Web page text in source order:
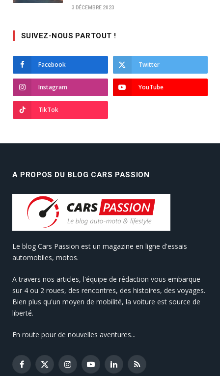
3 DÉCEMBRE 2023
SUIVEZ-NOUS PARTOUT !
Facebook Twitter
Instagram YouTube
TikTok
A PROPOS DU BLOG CARS PASSION
Le blog Cars Passion est un magazine en ligne d'essais
automobiles, motos.
A travers nos articles, l'équipe de rédaction vous embarque
sur 4 ou 2 roues, des rencontres, des histoires, des voyages.
Bien plus qu'un moyen de mobilité, la voiture est source de
liberté.
En route pour de nouvelles aventures...
Facebook
X
InstagramYouTubeLinkedInRSS